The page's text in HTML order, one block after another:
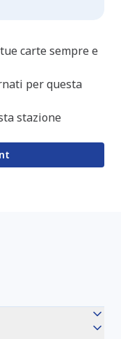
carte sempre e
per questa
stazione